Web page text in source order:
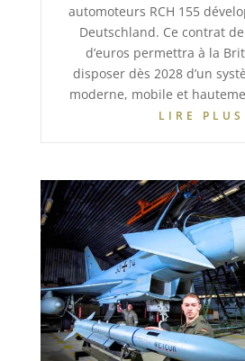
automoteurs RCH 155
Deutschland. Ce contrat
d’euros permettra à la
disposer dès 2028 d’un
moderne, mobile et
LIRE PLUS